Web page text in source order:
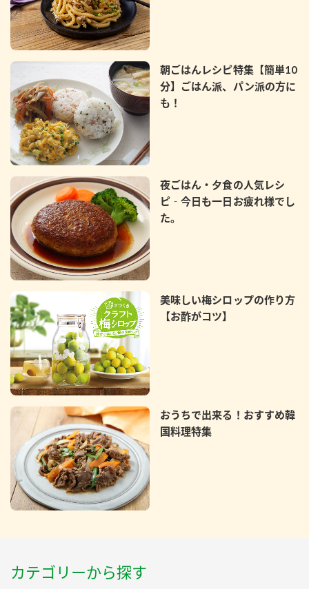
朝ごはんレシピ特集【簡単10
分】ごはん派、パン派の方に
も！
夜ごはん・夕食の人気レシ
ピ‐今日も一日お疲れ様でし
た。
美味しい梅シロップの作り方
【お酢がコツ】
おうちで出来る！おすすめ韓
国料理特集
カテゴリーから探す